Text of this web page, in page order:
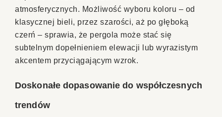
atmosferycznych. Możliwość wyboru koloru – od
klasycznej bieli, przez szarości, aż po głęboką
czerń – sprawia, że pergola może stać się
subtelnym dopełnieniem elewacji lub wyrazistym
akcentem przyciągającym wzrok.
Doskonałe dopasowanie do współczesnych
trendów